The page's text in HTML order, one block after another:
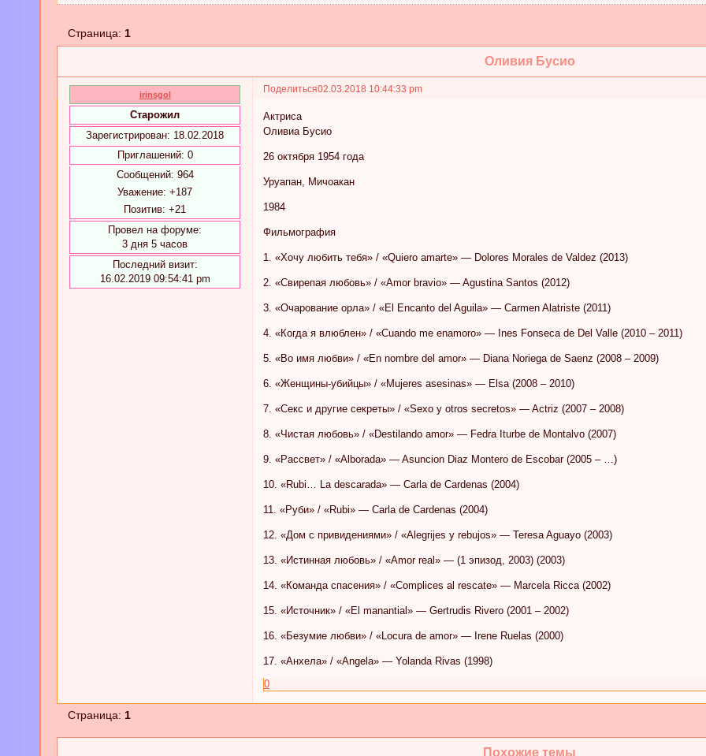
Оливия Бусио
Страница:1
Поделиться02.03.2018 10:44:33 pm
irinsgol
Старожил
Зарегистрирован: 18.02.2018
Приглашений: 0
Сообщений: 964
Уважение: +187
Позитив: +21
Провел на форуме:
3 дня 5 часов
Последний визит:
16.02.2019 09:54:41 pm
Актриса
Оливиа Бусио
26 октября 1954 года
Уруапан, Мичоакан
1984
Фильмография
1. «Хочу любить тебя» / «Quiero amarte» — Dolores Morales de Valdez (2013)
2. «Свирепая любовь» / «Amor bravio» — Agustina Santos (2012)
3. «Очарование орла» / «El Encanto del Aguila» — Carmen Alatriste (2011)
4. «Когда я влюблен» / «Cuando me enamoro» — Ines Fonseca de Del Valle (2010 – 2011)
5. «Во имя любви» / «En nombre del amor» — Diana Noriega de Saenz (2008 – 2009)
6. «Женщины-убийцы» / «Mujeres asesinas» — Elsa (2008 – 2010)
7. «Секс и другие секреты» / «Sexo y otros secretos» — Actriz (2007 – 2008)
8. «Чистая любовь» / «Destilando amor» — Fedra Iturbe de Montalvo (2007)
9. «Рассвет» / «Alborada» — Asuncion Diaz Montero de Escobar (2005 – …)
10. «Rubi… La descarada» — Carla de Cardenas (2004)
11. «Руби» / «Rubi» — Carla de Cardenas (2004)
12. «Дом с привидениями» / «Alegrijes y rebujos» — Teresa Aguayo (2003)
13. «Истинная любовь» / «Amor real» — (1 эпизод, 2003) (2003)
14. «Команда спасения» / «Complices al rescate» — Marcela Ricca (2002)
15. «Источник» / «El manantial» — Gertrudis Rivero (2001 – 2002)
16. «Безумие любви» / «Locura de amor» — Irene Ruelas (2000)
17. «Анхела» / «Angela» — Yolanda Rivas (1998)
0
Страница: 1
Похожие темы